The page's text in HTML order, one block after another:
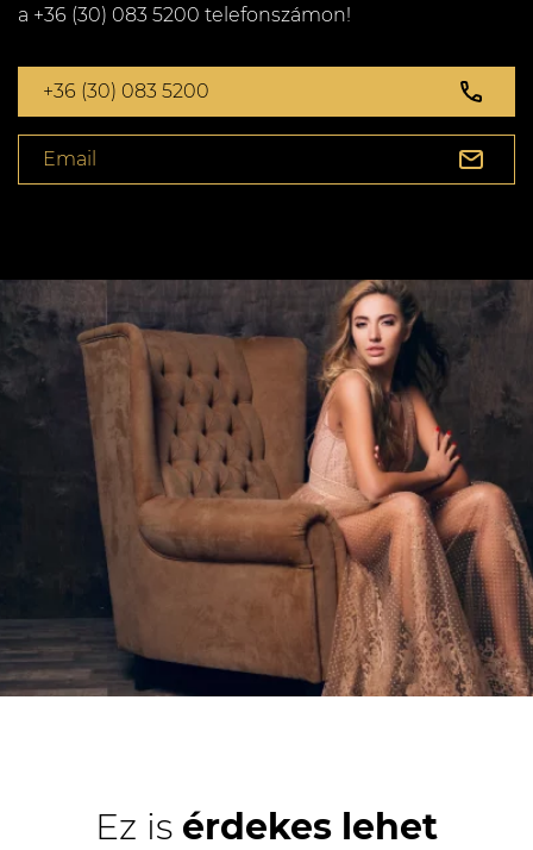
a +36 (30) 083 5200 telefonszámon!
+36 (30) 083 5200
Email
Ez is érdekes lehet